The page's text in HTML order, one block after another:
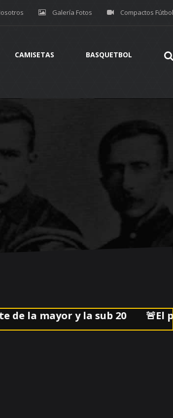
Galería Fotos Compactos Fútbol
CAMISETAS BASQUETBOL
mayor y la sub 20 🚨El